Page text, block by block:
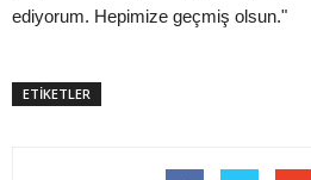
ediyorum. Hepimize geçmiş olsun."
ETİKETLER